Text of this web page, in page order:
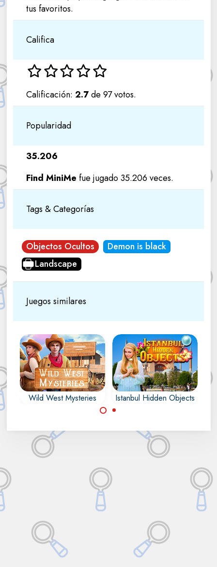
tus favoritos.
Califica
Calificación: 2.7de 97 votos.
Popularidad
35.206
Find MiniMe fue jugado 35.206 veces.
Tags & Categorías
Objectos Ocultos
Demon is black
Landscape
Juegos similares
Wild West Mysteries
Encuentra todos los
objetos ocultos,
números, letras,
diferencias en Wild
Istanbul Hidden Objects
de Estambul en este
juego de objetos
ocultos.
NeonGames